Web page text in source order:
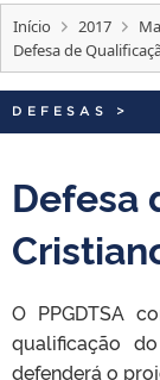
OUVIDORIA
Início 2017
Defesa de
DEFESAS >
Defesa
O PPGDTSA
qualificação
defenderá o